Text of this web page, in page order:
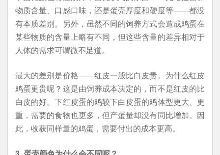
物质含量、口感口味，还是蛋壳厚度和硬度等——都没
有本质差别。另外，虽然不同的饲养方式会造成鸡蛋在
某些物质的含量上略有不同，但这些含量的差异相对于
人体的需求可谓微不足道。
最大的差别是价格——红皮一般比白皮贵。为什么红皮
鸡蛋更贵呢？这是由饲养成本决定的，而不是红皮的比
白皮的好。下红皮蛋的鸡较下白皮蛋的鸡体型更大、更
重，需要的食物也更多，但产蛋量却没有同比增加。因
此，收获同样量的鸡蛋，需要付出的成本更高。